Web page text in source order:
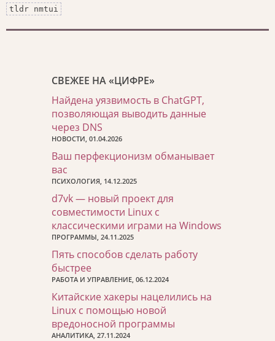
tldr nmtui
СВЕЖЕЕ НА «ЦИФРЕ»
Найдена уязвимость в ChatGPT,
позволяющая выводить данные
через DNS
НОВОСТИ, 01.04.2026
Ваш перфекционизм обманывает
вас
ПСИХОЛОГИЯ, 14.12.2025
d7vk — новый проект для
совместимости Linux с
классическими играми на Windows
ПРОГРАММЫ, 24.11.2025
Пять способов сделать работу
быстрее
РАБОТА И УПРАВЛЕНИЕ, 06.12.2024
Китайские хакеры нацелились на
Linux с помощью новой
вредоносной программы
АНАЛИТИКА, 27.11.2024